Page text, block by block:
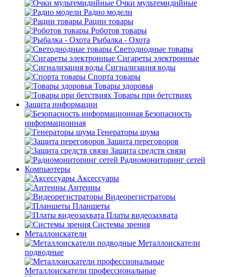
Очки мультемидийные
Радио модели
Рации товары
Роботов товары
Рыбалка - Охота
Светодиодные товары
Сигареты электронные
Сигнализация воды
Спорта товары
Товары здоровья
Товары при бетствиях
Защита информации
Безопасность
информационная
Генераторы шума
Защита переговоров
Защита средств связи
Радиомониторинг сетей
Компьютеры
Аксессуары
Антенны
Видеорегистраторы
Планшеты
Платы видеозахвата
Системы зрения
Металлоискатели
Металлоискатели
подводные
Металлоискатели профессиональные